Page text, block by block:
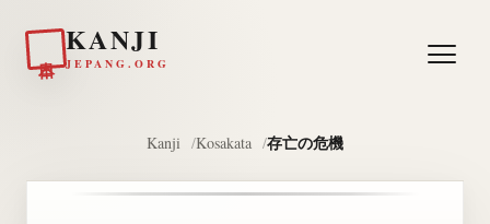
KANJI
JEPANG.ORG
Kanji Kosakata 存亡の危機